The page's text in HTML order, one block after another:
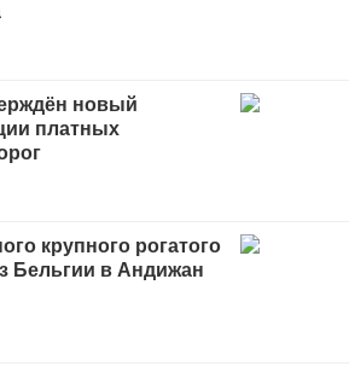
новый
платных
крупного рогатого
Бельгии в Андижан